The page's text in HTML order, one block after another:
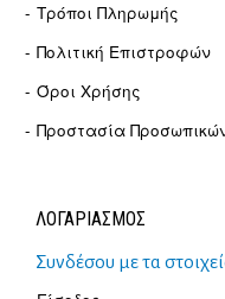
Τρόποι Πληρωμής
Πολιτική Επιστροφών
Όροι Χρήσης
Προστασία
ΛΟΓΑΡΙΑΣΜΟΣ
Συνδέσου με τα